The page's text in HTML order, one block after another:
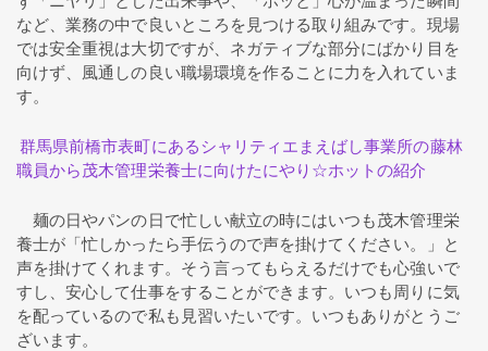
など、業務の中で良いところを見つける取り組みです。現場
では安全重視は大切ですが、ネガティブな部分にばかり目を
向けず、風通しの良い職場環境を作ることに力を入れていま
す。
群馬県前橋市表町にあるシャリティエまえばし事業所の藤林
職員から茂木管理栄養士に向けたにやり☆ホットの紹介
麺の日やパンの日で忙しい献立の時にはいつも茂木管理栄
養士が「忙しかったら手伝うので声を掛けてください。」と
声を掛けてくれます。そう言ってもらえるだけでも心強いで
すし、安心して仕事をすることができます。いつも周りに気
を配っているので私も見習いたいです。いつもありがとうご
ざいます。